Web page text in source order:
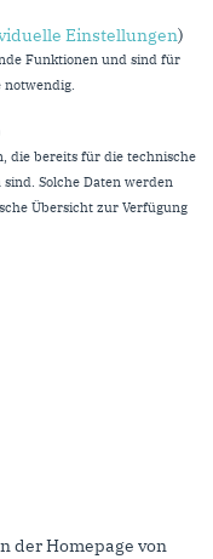
eingeben.
der Homepage von
Einstellungen)
Funktionen und sind für
notwendig.
die bereits für die technische
Solche Daten werden
Übersicht zur Verfügung